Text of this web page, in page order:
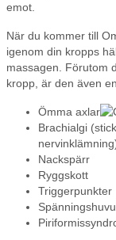
emot.
När du kommer till
igenom din kropps
massagen. Förutom
kropp, är den även
Ömma axlar
Brachialgi
Nackspärr
Ryggskott
Triggerpunkter